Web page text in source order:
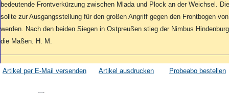
bedeutende Frontverkürzung zwischen Mlada und Plock an der Weichsel.
sollte zur Ausgangsstellung für den großen Angriff gegen den Frontbogen
werden. Nach den beiden Siegen in Ostpreußen stieg der Nimbus
die Maßen. H. M.
Artikel per E-Mail versenden Artikel ausdrucken Probeabo bestellen